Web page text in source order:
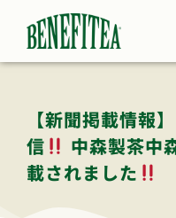
【新聞掲載情報
信
中森製茶中
載されました